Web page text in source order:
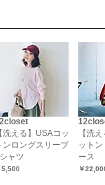
【洗える】USAコッ
ンロングスリーブ
ャツ
5,500
【洗
ット
ース
￥